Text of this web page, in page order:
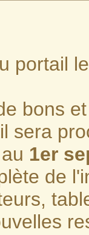
portail
bons
sera
1er
de